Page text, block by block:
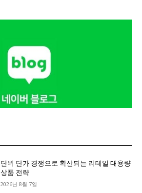
단위 단가 경쟁으로 확산되는 리테일 대용량
상품 전략
2026년 8월 7일